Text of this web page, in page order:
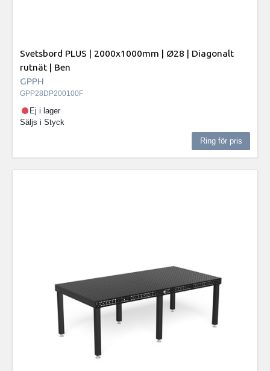
Svetsbord PLUS | 2000x1000mm | Ø28 | Diagonalt
rutnät | Ben
GPPH
GPP28DP200100F
Ej i lager
Säljs i Styck
Ring för pris